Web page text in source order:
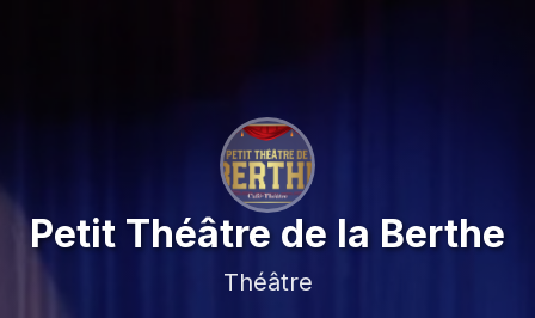
Petit Théâtre de la Berthe
Théâtre